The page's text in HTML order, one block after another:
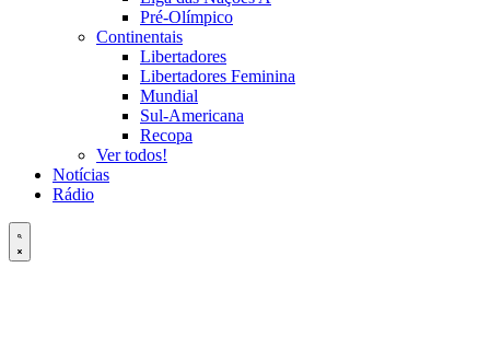
Pré-Olímpico
Continentais
Libertadores
Libertadores Feminina
Mundial
Sul-Americana
Recopa
Ver todos!
Notícias
Rádio